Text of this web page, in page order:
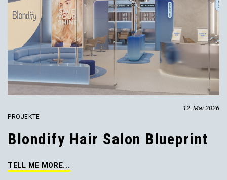
12. Mai 2026
PROJEKTE
Blondify Hair Salon Blueprint
TELL ME MORE...